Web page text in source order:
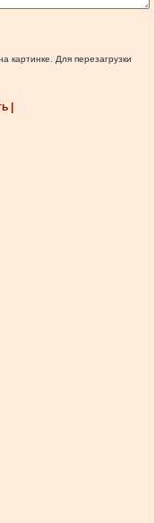
картинке. Для перезагрузки
|